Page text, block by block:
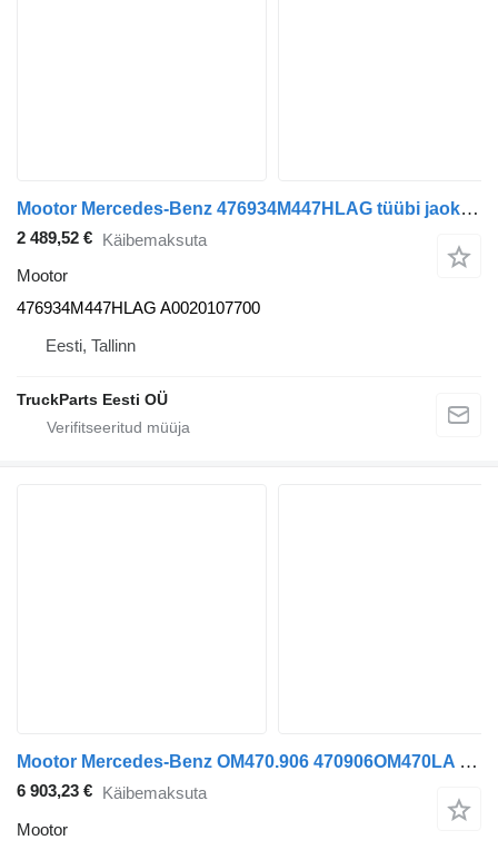
Mootor Mercedes-Benz 476934M447HLAG tüübi jaoks bussi Mercedes-Benz Bus II (1996-)
2 489,52 € Käibemaksuta
Mootor
476934M447HLAG A0020107700
Eesti, Tallinn
TruckParts Eesti OÜ
Mootor Mercedes-Benz OM470.906 470906OM470LA tüübi jaoks sadulveoki Mercedes-Benz Actros MP4 Antos Arocs (2012-)
6 903,23 € Käibemaksuta
Mootor